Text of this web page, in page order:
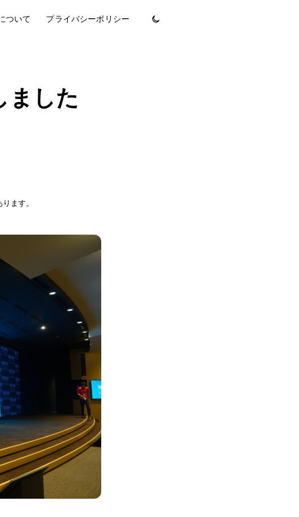
ついて プライバシーポリシー
した
ます。